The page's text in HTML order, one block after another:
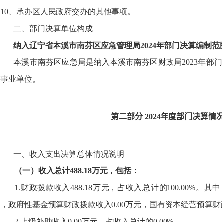
、承办区人民政府交办的其他事项。
二、部门决算单位构成
纳入辽宁省本溪市南芬区应急管理局2024年部门决算编制
本溪市南芬区应急局是纳入本溪市南芬区财政局2023年部
业单位。
第二部分 2024年度部门决算情
一、收入支出决算总体情况说明
（一）收入总计488.18万元，包括：
1.财政拨款收入488.18万元，占收入总计的100.00%。其
政府性基金预算财政拨款收入0.00万元，国有资本经营预算